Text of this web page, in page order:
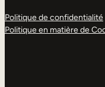
Politique de confidentialité
Politique en matière de